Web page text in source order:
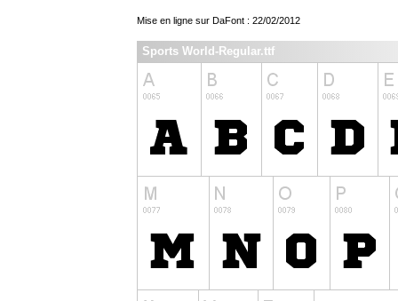
Mise en ligne sur DaFont : 22/02/2012
Sports World-Regular.ttf